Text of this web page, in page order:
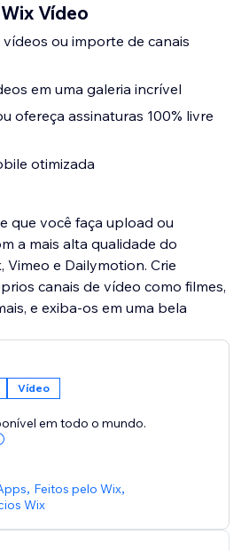
Vídeo
ou importe de canais
em uma galeria incrível
ofereça assinaturas 100% livre
otimizada
que você faça upload ou
a mais alta qualidade do
Vimeo e Dailymotion. Crie
canais de vídeo como filmes,
e exiba-os em uma bela
Vídeo
em todo o mundo.
, Feitos pelo Wix,
Wix